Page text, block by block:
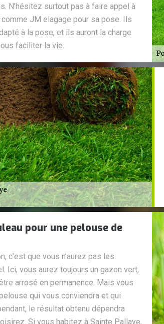
N’hésitez surtout pas à faire appel à
JM elagage pour sa pose. Ils
à la pose, et ils auront la charge
faciliter la vie.
pour une pelouse de
c’est que vous n’aurez pas les
Ici, vous aurez toujours un gazon vert,
arrosé en permanence. Mais vous
qui vous conviendra et qui
le résultat obtenu dépendra
Si vous habitez à Sainte Pallaye,